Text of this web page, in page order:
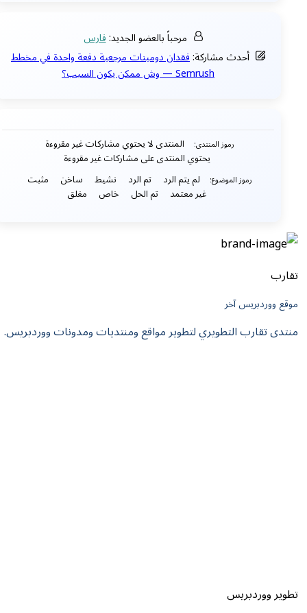
مرحباً بالعضو الجديد:فارس
أحدث مشاركة:فقدان دومينات مرجعية دفعة واحدة في مخطط
Semrush — وش ممكن يكون السبب؟
رموز المنتدى: المنتدى لا يحتوي مشاركات غير مقروءة
يحتوي المنتدى على مشاركات غير مقروءة
رموز الموضوع: لم يتم الرد تم الرد نشيط ساخن مثبت
غير معتمد تم الحل خاص مغلق
تقارب
موقع ووردبريس آخر
منتدى تقارب التطويري لتطوير مواقع ومنتديات ومدونات ووردبريس.
تطوير ووردبريس